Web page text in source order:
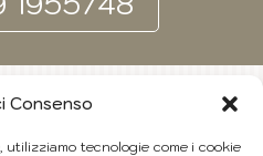
Consenso
utilizziamo tecnologie come i cookie